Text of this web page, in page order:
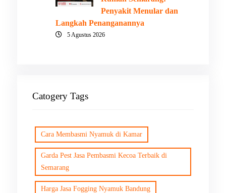
Penyakit Menular dan
Langkah Penanganannya
5 Agustus 2026
Catogery Tags
Cara Membasmi Nyamuk di Kamar
Garda Pest Jasa Pembasmi Kecoa Terbaik di
Semarang
Harga Jasa Fogging Nyamuk Bandung